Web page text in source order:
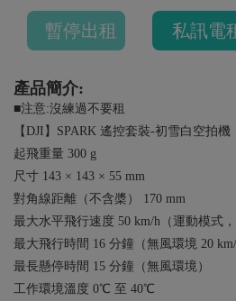
暫停出租 私訊電
產品簡介:
■注意:沒練過不要租
【DJI】SPARK 遙控套裝-初雪白空拍機
起飛重量 300 g
尺寸 143 × 143 × 55 mm
對角線距離（不含槳） 170 mm
最大水平飛行速度 50 km/h（運動模式
最大飛行時間 16 分鐘（無風環境 20 km/
最長懸停時間 15 分鐘（無風環境）
工作環境溫度 0℃ 至 40℃